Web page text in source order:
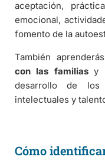
aceptación,
emocional,
fomento de la
También aprenderás
con las familiasy
desarrollo de los
intelectuales y
Cómo